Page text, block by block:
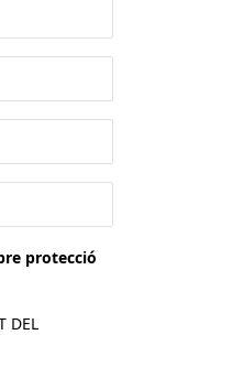
protecció
DEL